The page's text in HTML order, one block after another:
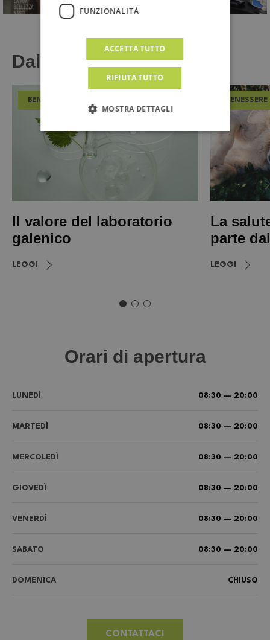
Dal Magazine
BENESSERE
Il valore del laboratorio
galenico
LEGGI
BENESSERE
La
parte
LEGGI
Orari di apertura
LUNEDÌ 08:30 — 20:00
MARTEDÌ 08:30 — 20:00
MERCOLEDÌ 08:30 — 20:00
GIOVEDÌ 08:30 — 20:00
VENERDÌ 08:30 — 20:00
SABATO 08:30 — 20:00
DOMENICA CHIUSO
CONTATTACI
FUNZIONALITÀ
ACCETTA TUTTO
RIFIUTA TUTTO
MOSTRA DETTAGLI